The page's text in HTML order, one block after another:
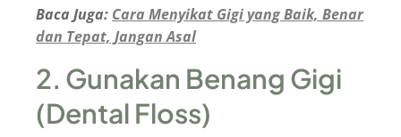
Baca Juga: Cara Menyikat Gigi yang Baik, Benar
dan Tepat, Jangan Asal
2. Gunakan Benang Gigi
(Dental Floss)